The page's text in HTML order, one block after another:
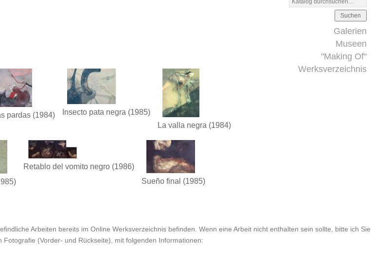
Suchen
Galerien
Museen
"Making Of"
Werksverzeichnis
pardas (1984) Insecto pata negra (1985)
La valla negra (1984)
Retablo del vomito negro (1986)
Sueño final (1985)
Arbeiten bereits im Online Werksverzeichnis befinden. Wenn eine Arbeit nicht enthalten sein sollte, bitte ich Sie
(Vorder- und Rückseite), mit folgenden Informationen: